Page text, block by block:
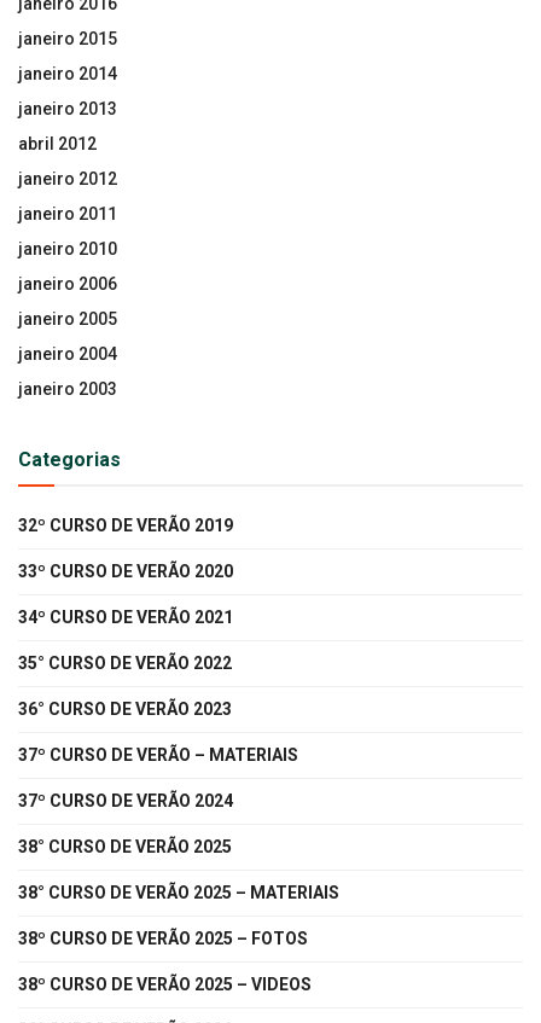
janeiro 2015
janeiro 2014
janeiro 2013
abril 2012
janeiro 2012
janeiro 2011
janeiro 2010
janeiro 2006
janeiro 2005
janeiro 2004
janeiro 2003
Categorias
32º CURSO DE VERÃO 2019
33º CURSO DE VERÃO 2020
34º CURSO DE VERÃO 2021
35° CURSO DE VERÃO 2022
36° CURSO DE VERÃO 2023
37º CURSO DE VERÃO – MATERIAIS
37º CURSO DE VERÃO 2024
38° CURSO DE VERÃO 2025
38° CURSO DE VERÃO 2025 – MATERIAIS
38º CURSO DE VERÃO 2025 – FOTOS
38º CURSO DE VERÃO 2025 – VIDEOS